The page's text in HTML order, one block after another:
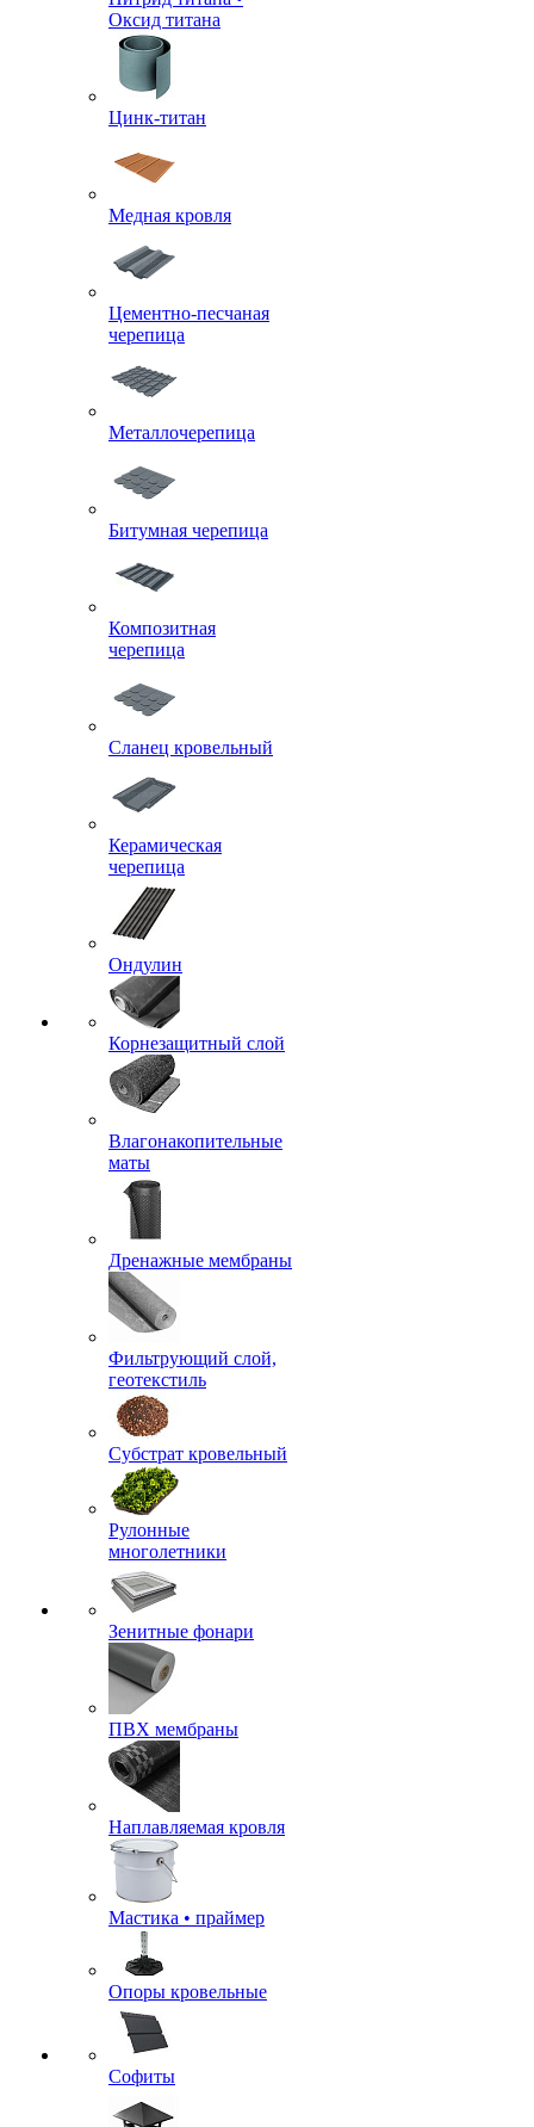
Оксид титана
Цинк-титан
Медная кровля
Цементно-песчаная
черепица
Металлочерепица
Битумная черепица
Композитная
черепица
Сланец кровельный
Керамическая
черепица
Ондулин
Корнезащитный слой
Влагонакопительные
маты
Дренажные мембраны
Фильтрующий слой,
геотекстиль
Субстрат кровельный
Рулонные
многолетники
Зенитные фонари
ПВХ мембраны
Наплавляемая кровля
Мастика • праймер
Опоры кровельные
Софиты